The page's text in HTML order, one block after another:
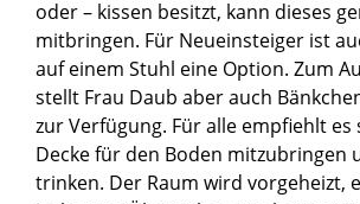
oder – kissen besitzt, kann dieses
mitbringen. Für Neueinsteiger ist
auf einem Stuhl eine Option. Zum
stellt Frau Daub aber auch
zur Verfügung. Für alle empfiehlt es
Decke für den Boden mitzubringen
trinken. Der Raum wird vorgeheizt,